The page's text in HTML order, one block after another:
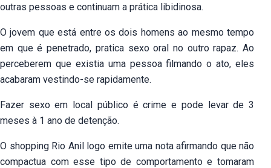
outras pessoas e continuam a prática libidinosa.
O jovem que está entre os dois homens ao mesmo tempo
em que é penetrado, pratica sexo oral no outro rapaz. Ao
perceberem que existia uma pessoa filmando o ato, eles
acabaram vestindo-se rapidamente.
Fazer sexo em local público é crime e pode levar de 3
meses à 1 ano de detenção.
O shopping Rio Anil logo emite uma nota afirmando que não
compactua com esse tipo de comportamento e tomaram